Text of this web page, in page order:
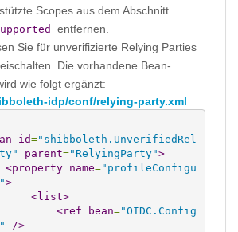
Scopes aus dem Abschnitt
entfernen.
Sie für unverifizierte Relying Parties
Die vorhandene Bean-
wie folgt ergänzt:
idp/conf/relying-party.xml
id="shibboleth.UnverifiedRel
parent="RelyingParty">
<property
name="profileConfigu
>
<list>
<ref
bean="OIDC.Config
/>